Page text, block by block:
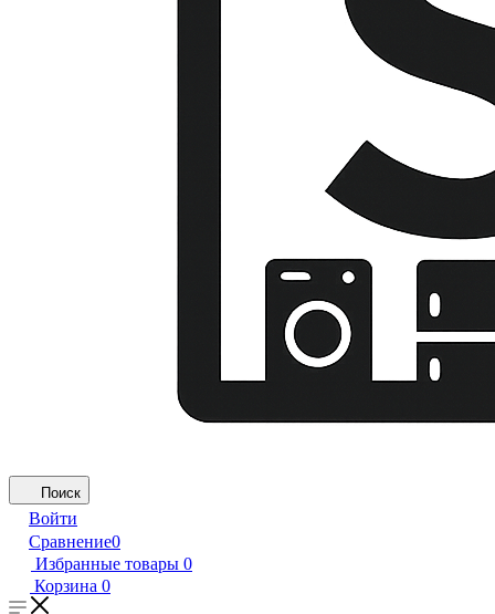
Поиск
Войти
Сравнение0
Избранные товары 0
Корзина 0